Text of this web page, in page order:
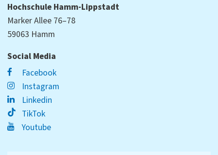
Hochschule Hamm-Lippstadt
Marker Allee 76–78
59063 Hamm
Social Media
Facebook
Instagram
Linkedin
TikTok
Youtube